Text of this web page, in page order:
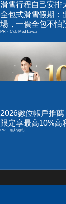
滑雪行程自己安排
全包式滑雪假期：
場，一價全包不怕
表！
PR・Club Med Taiwan
2026數位帳戶推薦
限定享最高10%高
PR・聯邦銀行